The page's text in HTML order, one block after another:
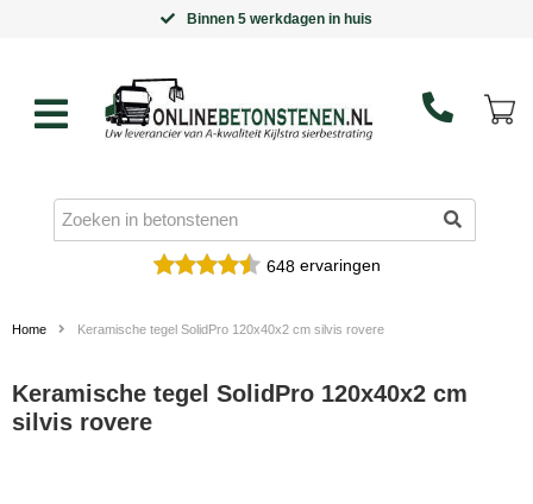
Binnen 5 werkdagen in huis
648ervaringen
Home Keramische tegel SolidPro 120x40x2 cm silvis rovere
Keramische tegel SolidPro 120x40x2 cm
silvis rovere